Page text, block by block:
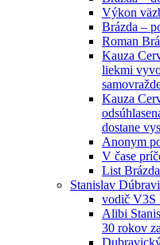
Výkon
Brázda –
Roman
Kauza
liekmi
Kauza
dostane
Anonym
V čase
List
Stanislav
vodič V3S
Alibi
30 rokov